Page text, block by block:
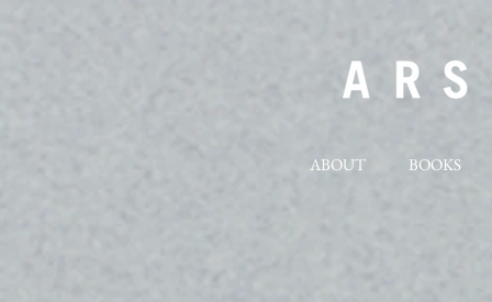
ABOUT BOOKS